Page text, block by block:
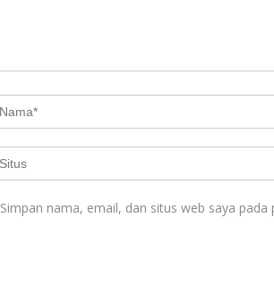
Simpan nama, email, dan situs web saya